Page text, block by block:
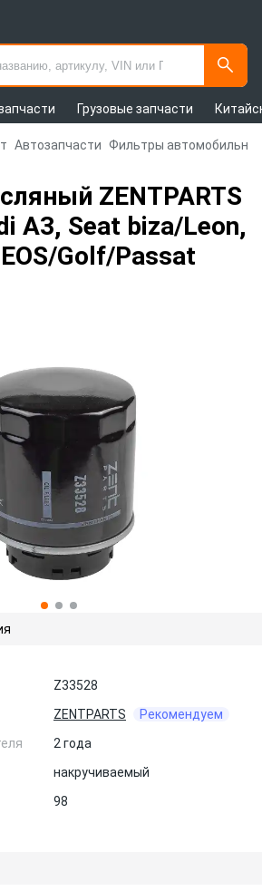
Грузовые запчасти
Автозапчасти Фильтры
ZENTPARTS
A3, Seat biza/Leon,
Golf/Passat
Z33528
ZENTPARTS
Рекомендуем
2 года
накручиваемый
98